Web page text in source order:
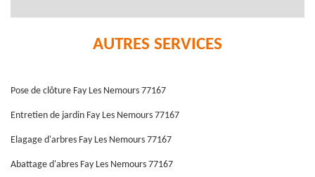
AUTRES SERVICES
Pose de clôture Fay Les Nemours 77167
Entretien de jardin Fay Les Nemours 77167
Elagage d'arbres Fay Les Nemours 77167
Abattage d'abres Fay Les Nemours 77167